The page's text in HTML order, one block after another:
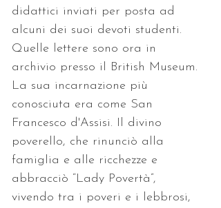
didattici inviati per posta ad
alcuni dei suoi devoti studenti.
Quelle lettere sono ora in
archivio presso il British Museum.
La sua incarnazione più
conosciuta era come San
Francesco d'Assisi. Il divino
poverello, che rinunciò alla
famiglia e alle ricchezze e
abbracciò “Lady Povertà”,
vivendo tra i poveri e i lebbrosi,